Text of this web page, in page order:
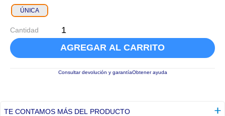
ÚNICA
Cantidad
AGREGAR AL CARRITO
Consultar devolución y garantíaObtener ayuda
TE CONTAMOS MÁS DEL PRODUCTO